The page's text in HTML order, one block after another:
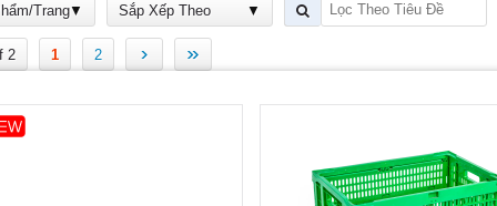
Trang Sắp Xếp Theo
2 1 2 › »